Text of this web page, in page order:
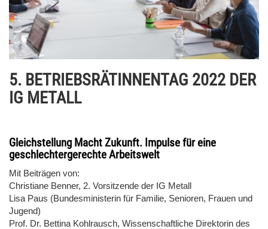
5. BETRIEBSRÄTINNENTAG 2022 DER
IG METALL
Gleichstellung Macht Zukunft. Impulse für eine
geschlechtergerechte Arbeitswelt
Mit Beiträgen von:
Christiane Benner, 2. Vorsitzende der IG Metall
Lisa Paus (Bundesministerin für Familie, Senioren, Frauen und
Jugend)
Prof. Dr. Bettina Kohlrausch, Wissenschaftliche Direktorin des